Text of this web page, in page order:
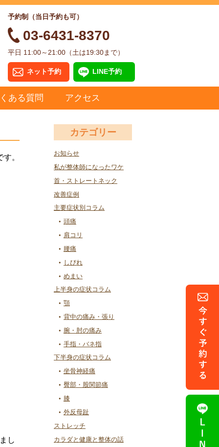
予約制（当日予約も可）
03-6431-8370
平日 11:00～21:00（土は19:30まで）
ネット予約 LINE予約
ある質問 アクセス
カテゴリー
お知らせ
私が整体師になったワケ
首・ストレートネック
改善症例
主要症状別コラム
頭痛
肩コリ
腰痛
しびれ
めまい
上半身の症状コラム
顎
背中の痛み・張り
腕・肘の痛み
手指・バネ指
下半身の症状コラム
坐骨神経痛
臀部・股関節痛
膝
外反母趾
ストレッチ
カラダと健康と整体の話
。
し